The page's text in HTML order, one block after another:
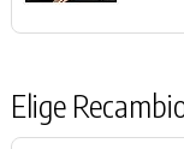
Elige